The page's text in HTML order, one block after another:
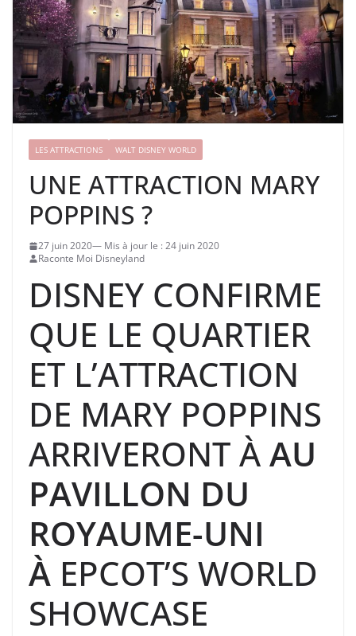
LES ATTRACTIONS WALT DISNEY WORLD
UNE ATTRACTION MARY
POPPINS ?
27 juin 2020
24 juin 2020
Raconte Moi Disneyland
DISNEY CONFIRME
QUE LE QUARTIER
ET L’ATTRACTION
DE MARY POPPINS
ARRIVERONT ÀAU
PAVILLON DU
ROYAUME-UNI
À EPCOT’S WORLD
SHOWCASE